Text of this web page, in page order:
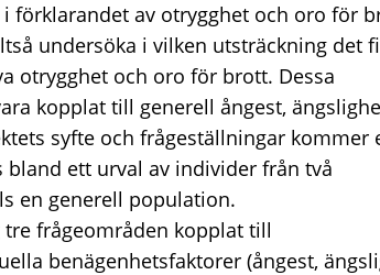
förklarandet av otrygghet och oro för
undersöka i vilken utsträckning det
otrygghet och oro för brott. Dessa
kopplat till generell ångest,
syfte och frågeställningar kommer
ett urval av individer från två
en generell population.
frågeområden kopplat till
benägenhetsfaktorer (ångest,